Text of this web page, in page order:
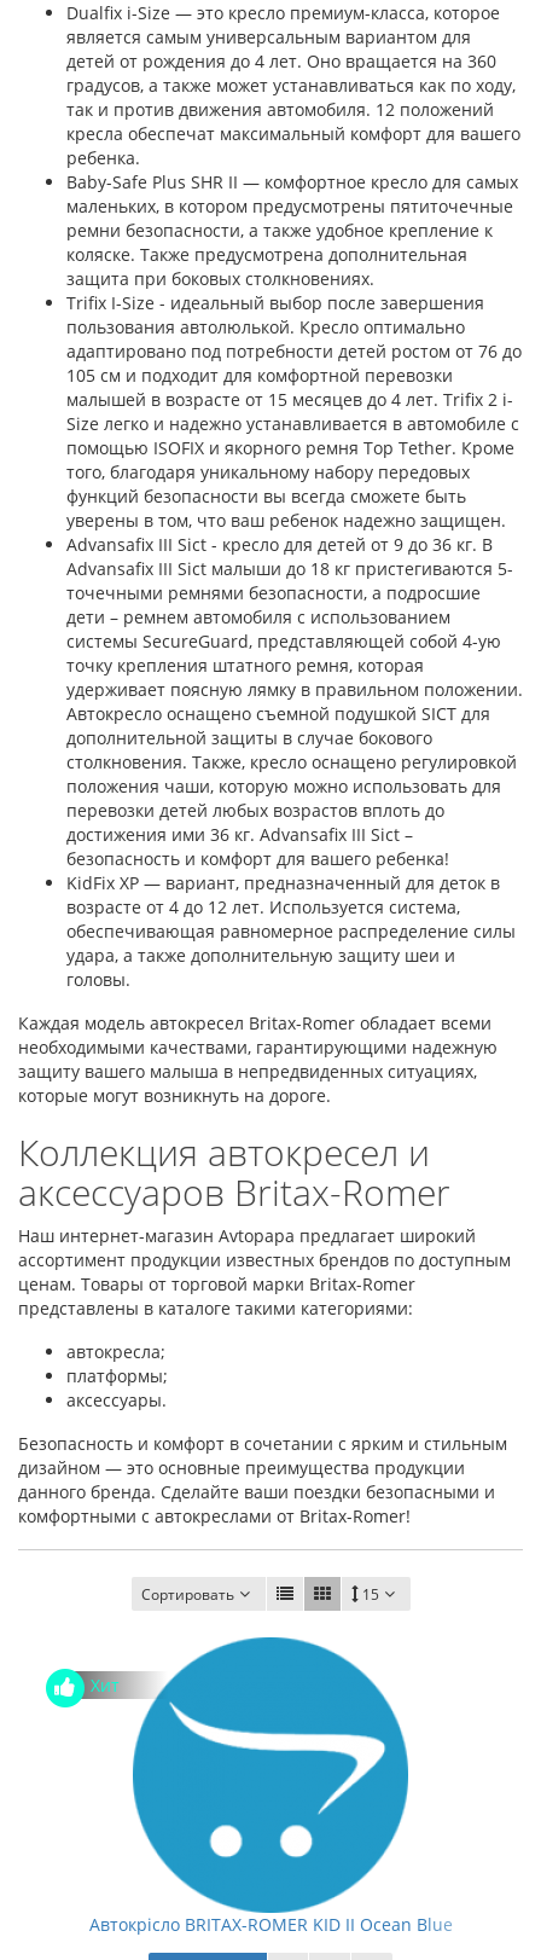
Dualfix i-Size — это кресло премиум-класса, которое
является самым универсальным вариантом для
детей от рождения до 4 лет. Оно вращается на 360
градусов, а также может устанавливаться как по ходу,
так и против движения автомобиля. 12 положений
кресла обеспечат максимальный комфорт для вашего
ребенка.
Baby-Safe Plus SHR II — комфортное кресло для самых
маленьких, в котором предусмотрены пятиточечные
ремни безопасности, а также удобное крепление к
коляске. Также предусмотрена дополнительная
защита при боковых столкновениях.
Trifix I-Size - идеальный выбор после завершения
пользования автолюлькой. Кресло оптимально
адаптировано под потребности детей ростом от 76 до
105 см и подходит для комфортной перевозки
малышей в возрасте от 15 месяцев до 4 лет. Trifix 2 i-
Size легко и надежно устанавливается в автомобиле с
помощью ISOFIX и якорного ремня Top Tether. Кроме
того, благодаря уникальному набору передовых
функций безопасности вы всегда сможете быть
уверены в том, что ваш ребенок надежно защищен.
Advansafix III Sict - кресло для детей от 9 до 36 кг. В
Advansafix III Sict малыши до 18 кг пристегиваются 5-
точечными ремнями безопасности, а подросшие
дети – ремнем автомобиля с использованием
системы SecureGuard, представляющей собой 4-ую
точку крепления штатного ремня, которая
удерживает поясную лямку в правильном положении.
Автокресло оснащено съемной подушкой SICT для
дополнительной защиты в случае бокового
столкновения. Также, кресло оснащено регулировкой
положения чаши, которую можно использовать для
перевозки детей любых возрастов вплоть до
достижения ими 36 кг. Advansafix III Sict –
безопасность и комфорт для вашего ребенка!
KidFix XP — вариант, предназначенный для деток в
возрасте от 4 до 12 лет. Используется система,
обеспечивающая равномерное распределение силы
удара, а также дополнительную защиту шеи и
головы.
Каждая модель автокресел Britax-Romer обладает всеми
необходимыми качествами, гарантирующими надежную
защиту вашего малыша в непредвиденных ситуациях,
которые могут возникнуть на дороге.
Коллекция автокресел и
аксессуаров Britax-Romer
Наш интернет-магазин Avtopapa предлагает широкий
ассортимент продукции известных брендов по доступным
ценам. Товары от торговой марки Britax-Romer
представлены в каталоге такими категориями:
автокресла;
платформы;
аксессуары.
Безопасность и комфорт в сочетании с ярким и стильным
дизайном — это основные преимущества продукции
данного бренда. Сделайте ваши поездки безопасными и
комфортными с автокреслами от Britax-Romer!
Сортировать 15
Хит
Автокрісло BRITAX-ROMER KID II Ocean Blue